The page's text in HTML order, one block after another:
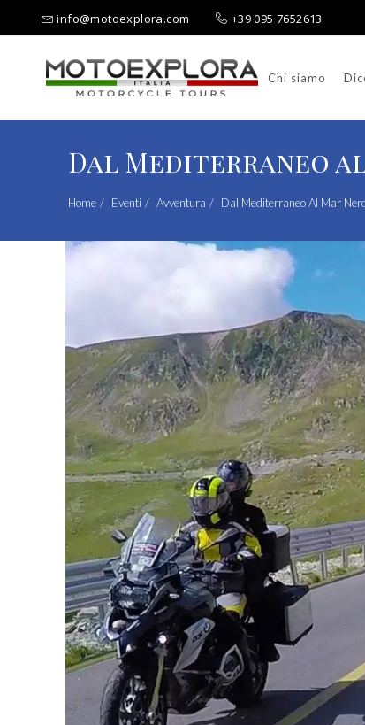
info@motoexplora.com +39 095 7652613
Chi siamo
Ricerca per:
Dal Mediterraneo
Home Eventi Avventura Dal Mediterraneo Al Mar